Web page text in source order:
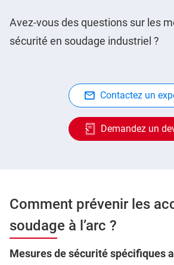
Avez-vous des questions sur les
sécurité en soudage industriel ?
Contactez un
Demandez un
Comment prévenir les
soudage à l’arc ?
Mesures de sécurité spécifiques